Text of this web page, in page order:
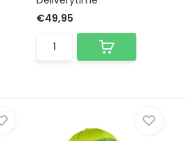
€49,95